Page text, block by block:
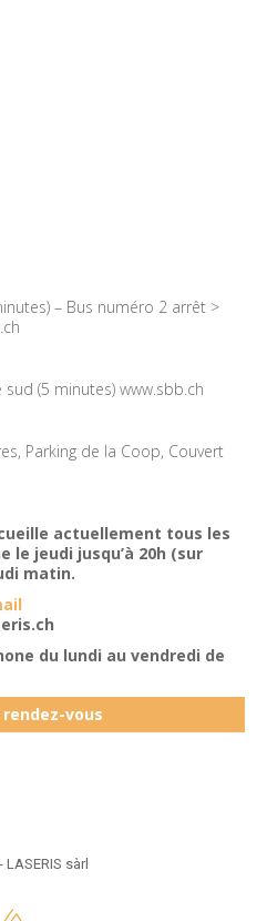
– Bus numéro 2 arrêt >
(5 minutes) www.sbb.ch
Parking de la Coop, Couvert
actuellement tous les
le jeudi jusqu’à 20h (sur
matin.
et mail
du lundi au vendredi de
vous
sàrl